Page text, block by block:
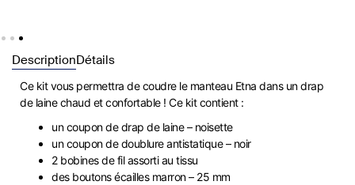
DescriptionDétails
Ce kit vous permettra de coudre le manteau Etna dans un drap
de laine chaud et confortable ! Ce kit contient :
un coupon de drap de laine – noisette
un coupon de doublure antistatique – noir
2 bobines de fil assorti au tissu
des boutons écailles marron – 25 mm